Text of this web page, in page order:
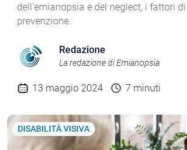
dell’emianopsia e del neglect, i fattori
prevenzione.
Redazione
La redazione di Emianopsia
13 maggio 2024 7 minuti
DISABILITÀ VISIVA